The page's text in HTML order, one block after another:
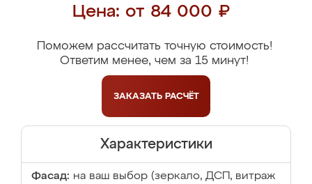
Цена: от 84 000 ₽
Поможем рассчитать точную стоимость!
Ответим менее, чем за 15 минут!
ЗАКАЗАТЬ РАСЧЁТ
Характеристики
Фасад: на ваш выбор (зеркало, ДСП, витраж